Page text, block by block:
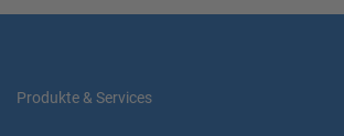
Produkte & Services